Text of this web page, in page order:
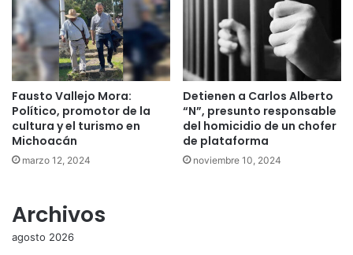
Fausto Vallejo Mora:
Político, promotor de la
cultura y el turismo en
Michoacán
marzo 12, 2024
Detienen a Carlos Alberto
“N”, presunto responsable
del homicidio de un chofer
de plataforma
noviembre 10, 2024
Archivos
agosto 2026